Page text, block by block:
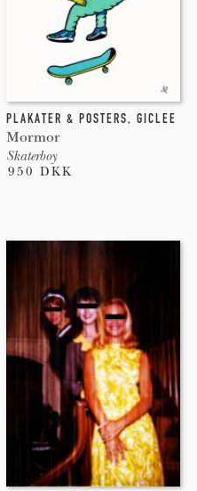
PLAKATER & POSTERS, GICLEE
Mormor
Skaterboy
950 DKK